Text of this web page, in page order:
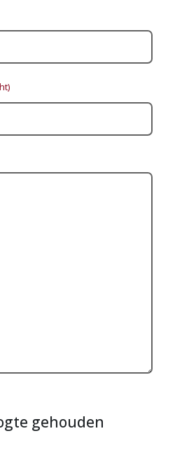
gehouden